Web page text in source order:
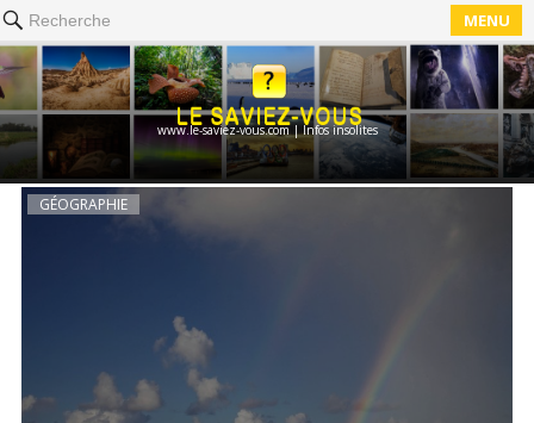
Recherche MENU
www.le-saviez-vous.com | Infos insolites
GÉOGRAPHIE